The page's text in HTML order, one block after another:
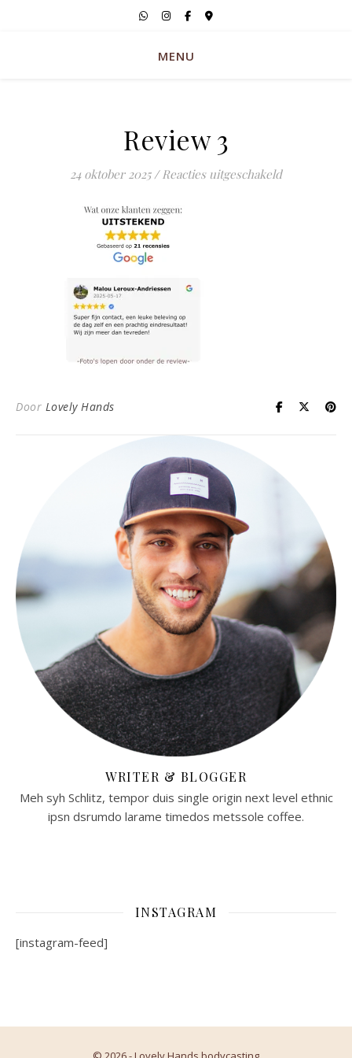
MENU
Review 3
24 oktober 2025 / Reacties uitgeschakeldvoor Review
Door Lovely Hands
WRITER & BLOGGER
Meh syh Schlitz, tempor duis single origin next level ethnic
ipsn dsrumdo larame timedos metssole coffee.
INSTAGRAM
[instagram-feed]